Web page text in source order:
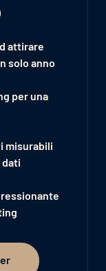
attirare
solo anno
per una
misurabili
dati